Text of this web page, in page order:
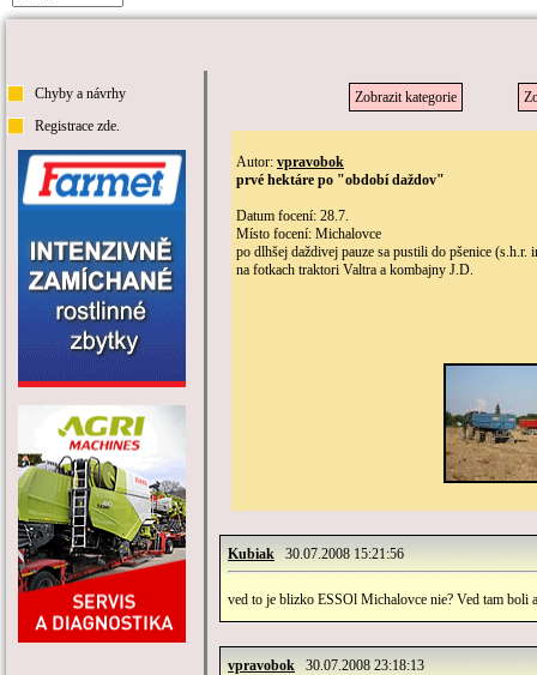
Chyby a návrhy
Registrace zde.
Zobrazit kategorie
Autor: vpravobok
prvé hektáre po "období daždov"
Datum focení: 28.7.
Místo focení: Michalovce
po dlhšej daždivej pauze sa pustili do pšenice
na fotkach traktori Valtra a kombajny J.D.
Kubiak 30.07.2008 15:21:56
ved to je blizko ESSOl Michalovce nie? Ved tam
vpravobok 30.07.2008 23:18:13